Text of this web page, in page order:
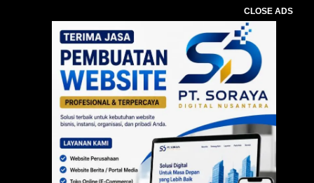
CLOSE ADS